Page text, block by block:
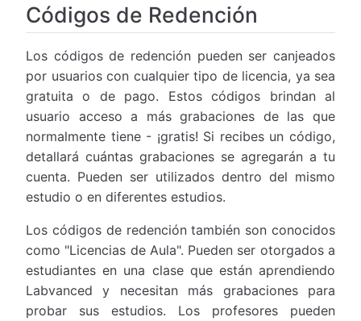
Códigos de Redención
Los códigos de redención pueden ser canjeados
por usuarios con cualquier tipo de licencia, ya sea
gratuita o de pago. Estos códigos brindan al
usuario acceso a más grabaciones de las que
normalmente tiene - ¡gratis! Si recibes un código,
detallará cuántas grabaciones se agregarán a tu
cuenta. Pueden ser utilizados dentro del mismo
estudio o en diferentes estudios.
Los códigos de redención también son conocidos
como "Licencias de Aula". Pueden ser otorgados a
estudiantes en una clase que están aprendiendo
Labvanced y necesitan más grabaciones para
probar sus estudios. Los profesores pueden